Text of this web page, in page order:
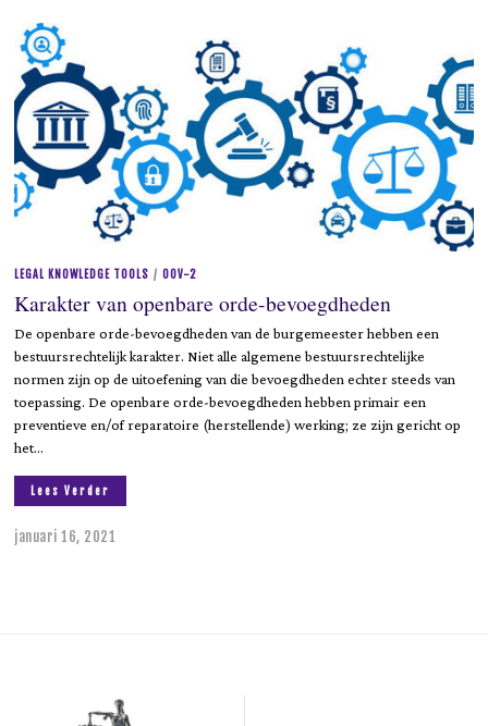
2
0
2
3
LEGAL KNOWLEDGE TOOLS / OOV-2
Karakter van openbare orde-bevoegdheden
De openbare orde-bevoegdheden van de burgemeester hebben een
bestuursrechtelijk karakter. Niet alle algemene bestuursrechtelijke
normen zijn op de uitoefening van die bevoegdheden echter steeds van
toepassing. De openbare orde-bevoegdheden hebben primair een
preventieve en/of reparatoire (herstellende) werking; ze zijn gericht op
het…
Lees Verder
januari 16, 2021
3